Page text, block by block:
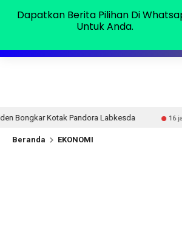
Labkesda 16 jam lalu RTLH Ibu Nur
Beranda EKONOMI
Dapatkan Berita Pilihan Di
Untuk Anda.